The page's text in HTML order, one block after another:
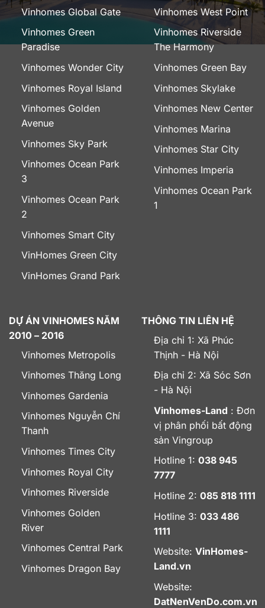
Vinhomes Global Gate
Vinhomes Green
Paradise
Vinhomes Wonder City
Vinhomes Royal Island
Vinhomes Golden
Avenue
Vinhomes Sky Park
Vinhomes Ocean Park
3
Vinhomes Ocean Park
2
Vinhomes Smart City
VinHomes Green City
VinHomes Grand Park
Vinhomes West Point
Vinhomes Riverside
The Harmony
Vinhomes Green Bay
Vinhomes Skylake
Vinhomes New Center
Vinhomes Marina
Vinhomes Star City
Vinhomes Imperia
Vinhomes Ocean Park
1
DỰ ÁN VINHOMES NĂM
2010 – 2016
Vinhomes Metropolis
Vinhomes Thăng Long
Vinhomes Gardenia
Vinhomes Nguyễn Chí
Thanh
Vinhomes Times City
Vinhomes Royal City
Vinhomes Riverside
Vinhomes Golden
River
Vinhomes Central Park
Vinhomes Dragon Bay
THÔNG TIN LIÊN HỆ
Địa chỉ 1: Xã Phúc
Thịnh - Hà Nội
Địa chỉ 2: Xã Sóc Sơn
- Hà Nội
Vinhomes-Land : Đơn
vị phân phối bất động
sản Vingroup
Hotline 1: 038 945
7777
Hotline 2: 085 818 1111
Hotline 3: 033 486
1111
Website: VinHomes-
Land.vn
Website:
DatNenVenDo.com.vn